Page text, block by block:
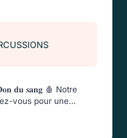
𝐝𝐮 𝐬𝐚𝐧𝐠 🩸 Notre
vous pour une